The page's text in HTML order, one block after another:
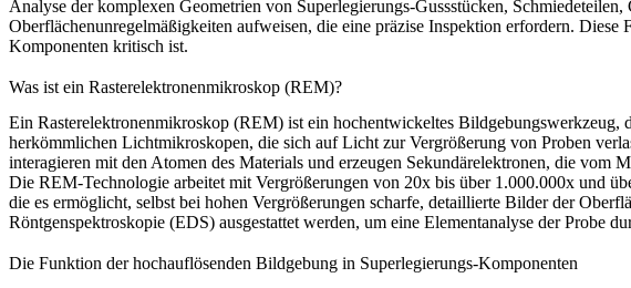
Analyse der komplexen Geometrien von Superlegierungs-Gussstücken, Schmiedeteilen,
Oberflächenunregelmäßigkeiten aufweisen, die eine präzise Inspektion erfordern.
Komponenten kritisch ist.
Was ist ein Rasterelektronenmikroskop (REM)?
Ein Rasterelektronenmikroskop (REM) ist ein hochentwickeltes
herkömmlichen Lichtmikroskopen, die sich auf Licht zur Vergrößerung von Proben
interagieren mit den Atomen des Materials und erzeugen Sekundärelektronen, die
Die REM-Technologie arbeitet mit Vergrößerungen von 20x bis über 1.000.000x und
die es ermöglicht, selbst bei hohen Vergrößerungen scharfe, detaillierte Bilder der
Röntgenspektroskopie (EDS) ausgestattet werden, um eine Elementanalyse der Probe
Die Funktion der hochauflösenden Bildgebung in Superlegierungs-Komponenten